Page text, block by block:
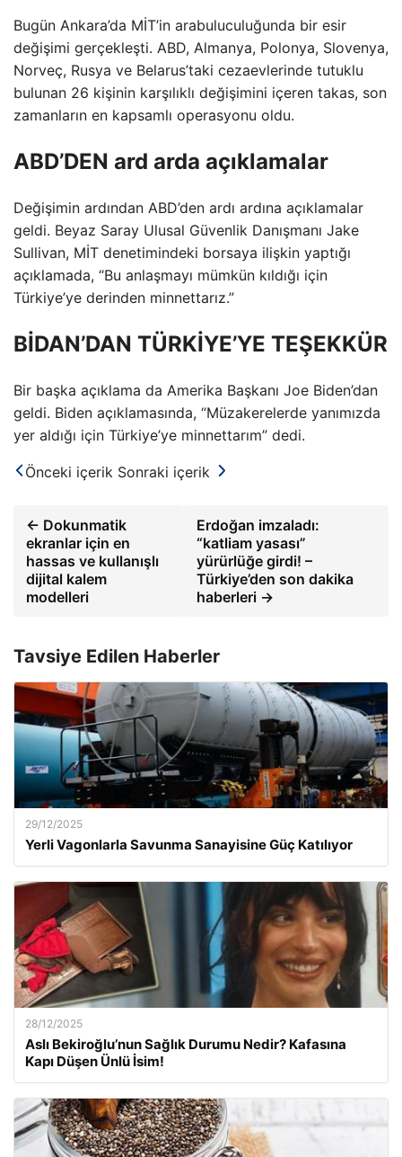
Bugün Ankara’da MİT’in arabuluculuğunda bir esir
değişimi gerçekleşti. ABD, Almanya, Polonya, Slovenya,
Norveç, Rusya ve Belarus’taki cezaevlerinde tutuklu
bulunan 26 kişinin karşılıklı değişimini içeren takas, son
zamanların en kapsamlı operasyonu oldu.
ABD’DEN ard arda açıklamalar
Değişimin ardından ABD’den ardı ardına açıklamalar
geldi. Beyaz Saray Ulusal Güvenlik Danışmanı Jake
Sullivan, MİT denetimindeki borsaya ilişkin yaptığı
açıklamada, “Bu anlaşmayı mümkün kıldığı için
Türkiye’ye derinden minnettarız.”
BİDAN’DAN TÜRKİYE’YE TEŞEKKÜR
Bir başka açıklama da Amerika Başkanı Joe Biden’dan
geldi. Biden açıklamasında, “Müzakerelerde yanımızda
yer aldığı için Türkiye’ye minnettarım” dedi.
Önceki içerik Sonraki içerik
← Dokunmatik
ekranlar için en
hassas ve kullanışlı
dijital kalem
modelleri
Erdoğan imzaladı:
“katliam yasası”
yürürlüğe girdi! –
Türkiye’den son dakika
haberleri →
Tavsiye Edilen Haberler
29/12/2025
Yerli Vagonlarla Savunma Sanayisine Güç Katılıyor
28/12/2025
Aslı Bekiroğlu’nun Sağlık Durumu Nedir? Kafasına
Kapı Düşen Ünlü İsim!